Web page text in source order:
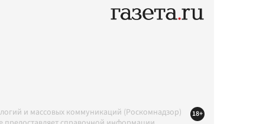
и массовых коммуникаций (Роскомнадзор)
18+